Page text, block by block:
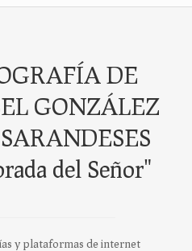
DE
GONZÁLEZ
del Señor"
y plataformas de internet